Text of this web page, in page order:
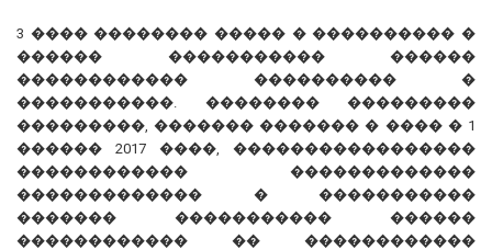
3 ���� �������� ����� � ���������� �
������ ����������� ������
������������ ���������� �
�����������. �������� ���������
���������, ������� ������� � ���� � 1
������ 2017 ����, �����������������
������������ �������������
������������� � �����������
������� ����������� ������
������������ �� ������������